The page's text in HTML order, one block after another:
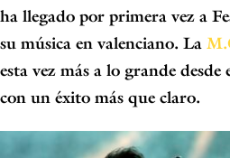
ha llegado por primera vez a
su música en valenciano. La
esta vez más a lo grande
con un éxito más que claro.